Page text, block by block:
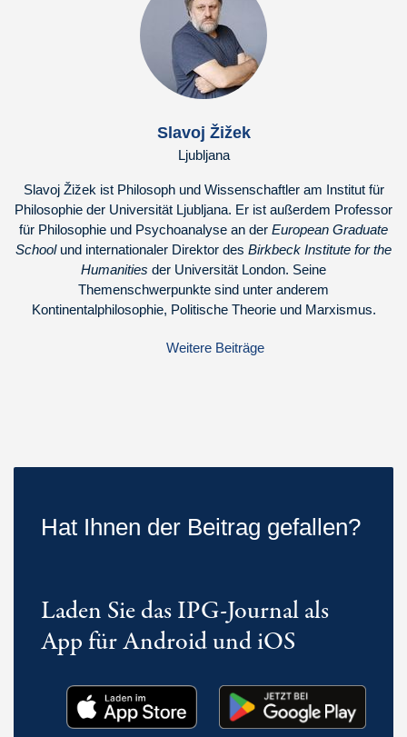
Slavoj Žižek
Ljubljana
Slavoj Žižek ist Philosoph und Wissenschaftler am Institut für
Philosophie der Universität Ljubljana. Er ist außerdem Professor
für Philosophie und Psychoanalyse an der European Graduate
School und internationaler Direktor des Birkbeck Institute for the
Humanities der Universität London. Seine
Themenschwerpunkte sind unter anderem
Kontinentalphilosophie, Politische Theorie und Marxismus.
Weitere Beiträge
Hat Ihnen der Beitrag gefallen?
Laden Sie das IPG-Journal als
App für Android und iOS